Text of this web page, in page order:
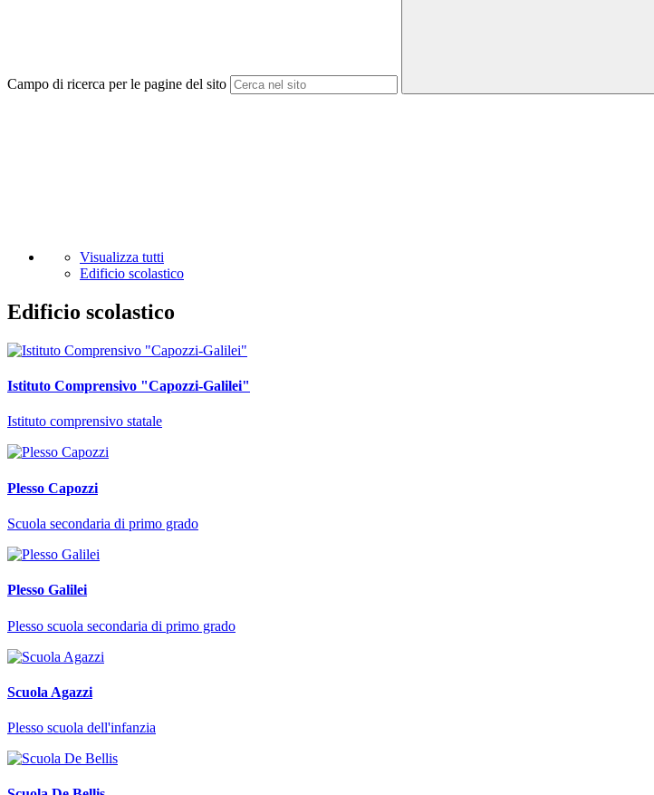
Campo di ricerca per le pagine del sito
Visualizza tutti
Edificio scolastico
Edificio scolastico
Istituto Comprensivo "Capozzi-Galilei"
Istituto comprensivo statale
Plesso Capozzi
Scuola secondaria di primo grado
Plesso Galilei
Plesso scuola secondaria di primo grado
Scuola Agazzi
Plesso scuola dell'infanzia